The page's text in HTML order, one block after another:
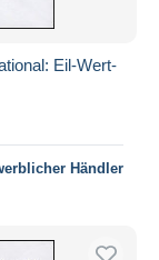
Eil-Wert-
Händler